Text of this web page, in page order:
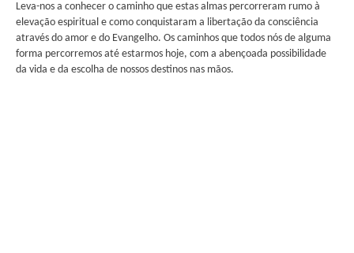
Leva-nos a conhecer o caminho que estas almas percorreram rumo à
elevação espiritual e como conquistaram a libertação da consciência
através do amor e do Evangelho. Os caminhos que todos nós de alguma
forma percorremos até estarmos hoje, com a abençoada possibilidade
da vida e da escolha de nossos destinos nas mãos.